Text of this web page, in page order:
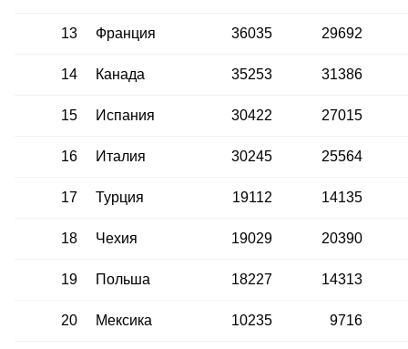
13 Франция 36035 29692
14 Канада 35253 31386
15 Испания 30422 27015
16 Италия 30245 25564
17 Турция 19112 14135
18 Чехия 19029 20390
19 Польша 18227 14313
20 Мексика 10235 9716